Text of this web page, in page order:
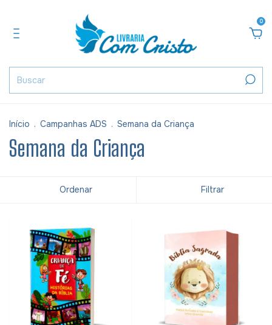
0
Início . Campanhas ADS . Semana da Criança
Semana da Criança
Ordenar Filtrar